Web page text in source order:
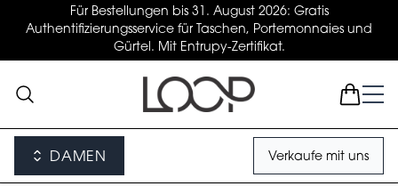
Für Bestellungen bis 31. August 2026: Gratis
Authentifizierungsservice für Taschen, Portemonnaies und
Gürtel. Mit Entrupy-Zertifikat.
DAMEN Verkaufe mit uns